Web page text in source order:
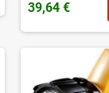
39,64 €